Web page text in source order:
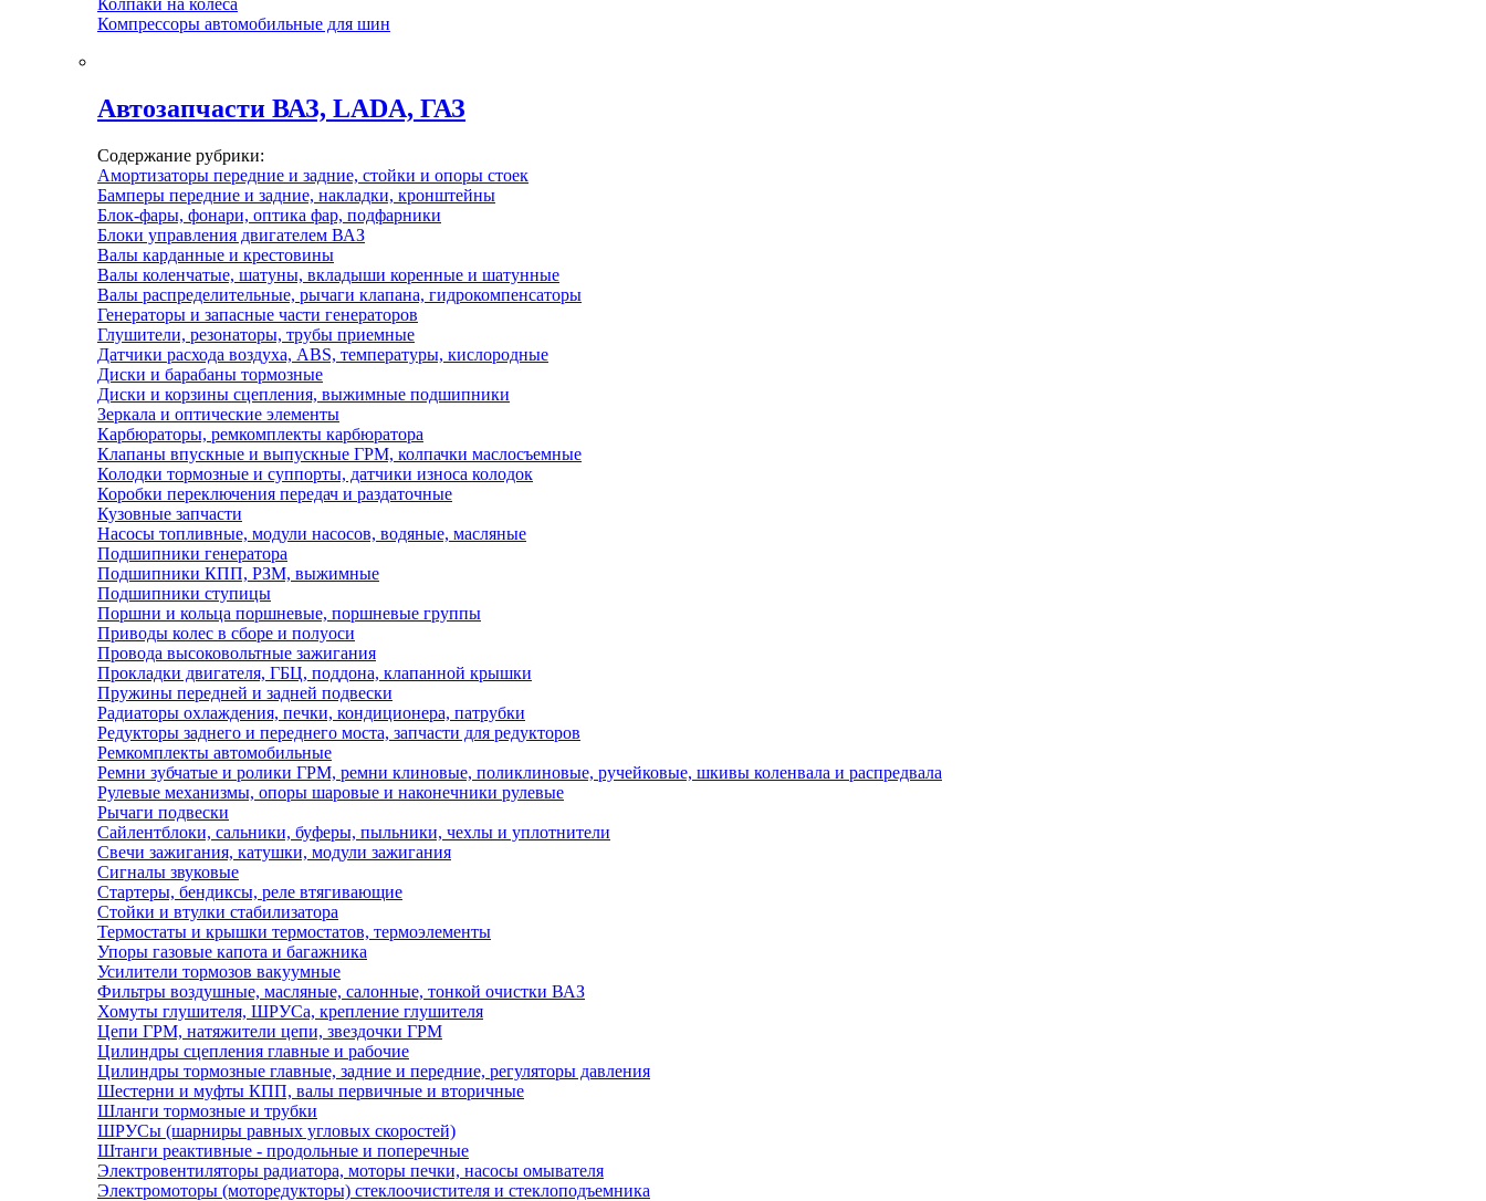
Колпаки на колеса
Компрессоры автомобильные для шин
Автозапчасти ВАЗ, LADA, ГАЗ
Содержание рубрики:
Амортизаторы передние и задние, стойки и опоры стоек
Бамперы передние и задние, накладки, кронштейны
Блок-фары, фонари, оптика фар, подфарники
Блоки управления двигателем ВАЗ
Валы карданные и крестовины
Валы коленчатые, шатуны, вкладыши коренные и шатунные
Валы распределительные, рычаги клапана, гидрокомпенсаторы
Генераторы и запасные части генераторов
Глушители, резонаторы, трубы приемные
Датчики расхода воздуха, ABS, температуры, кислородные
Диски и барабаны тормозные
Диски и корзины сцепления, выжимные подшипники
Зеркала и оптические элементы
Карбюраторы, ремкомплекты карбюратора
Клапаны впускные и выпускные ГРМ, колпачки маслосъемные
Колодки тормозные и суппорты, датчики износа колодок
Коробки переключения передач и раздаточные
Кузовные запчасти
Насосы топливные, модули насосов, водяные, масляные
Подшипники генератора
Подшипники КПП, РЗМ, выжимные
Подшипники ступицы
Поршни и кольца поршневые, поршневые группы
Приводы колес в сборе и полуоси
Провода высоковольтные зажигания
Прокладки двигателя, ГБЦ, поддона, клапанной крышки
Пружины передней и задней подвески
Радиаторы охлаждения, печки, кондиционера, патрубки
Редукторы заднего и переднего моста, запчасти для редукторов
Ремкомплекты автомобильные
Ремни зубчатые и ролики ГРМ, ремни клиновые, поликлиновые, ручейковые, шкивы коленвала и распредвала
Рулевые механизмы, опоры шаровые и наконечники рулевые
Рычаги подвески
Сайлентблоки, сальники, буферы, пыльники, чехлы и уплотнители
Свечи зажигания, катушки, модули зажигания
Сигналы звуковые
Стартеры, бендиксы, реле втягивающие
Стойки и втулки стабилизатора
Термостаты и крышки термостатов, термоэлементы
Упоры газовые капота и багажника
Усилители тормозов вакуумные
Фильтры воздушные, масляные, салонные, тонкой очистки ВАЗ
Хомуты глушителя, ШРУСа, крепление глушителя
Цепи ГРМ, натяжители цепи, звездочки ГРМ
Цилиндры сцепления главные и рабочие
Цилиндры тормозные главные, задние и передние, регуляторы давления
Шестерни и муфты КПП, валы первичные и вторичные
Шланги тормозные и трубки
ШРУСы (шарниры равных угловых скоростей)
Штанги реактивные - продольные и поперечные
Электровентиляторы радиатора, моторы печки, насосы омывателя
Электромоторы (моторедукторы) стеклоочистителя и стеклоподъемника